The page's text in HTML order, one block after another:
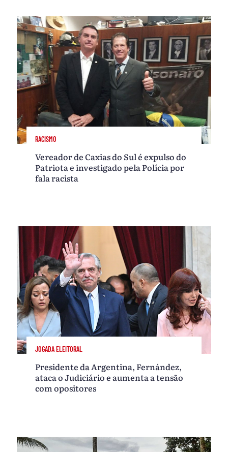
RACISMO
Vereador de Caxias do Sul é expulso do
Patriota e investigado pela Polícia por
fala racista
JOGADA ELEITORAL
Presidente da Argentina, Fernández,
ataca o Judiciário e aumenta a tensão
com opositores